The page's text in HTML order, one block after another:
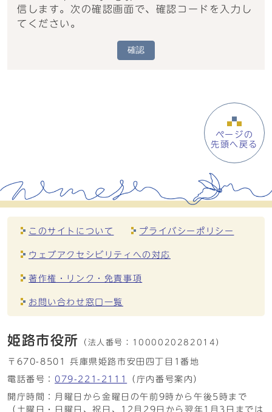
信します。次の確認画面で、確認コードを入力し
てください。
確認
ページの
先頭へ戻る
このサイトについて プライバシーポリシー
ウェブアクセシビリティへの対応
著作権・リンク・免責事項
お問い合わせ窓口一覧
姫路市役所 （法人番号： 1000020282014）
〒670-8501 兵庫県姫路市安田四丁目1番地
電話番号： 079-221-2111
（庁内番号案内）
開庁時間：月曜日から金曜日の午前9時から午後5時まで
（土曜日・日曜日、祝日、12月29日から翌年1月3日までは